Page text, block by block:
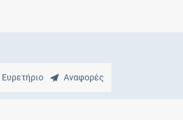
Ευρετήριο Αναφορές